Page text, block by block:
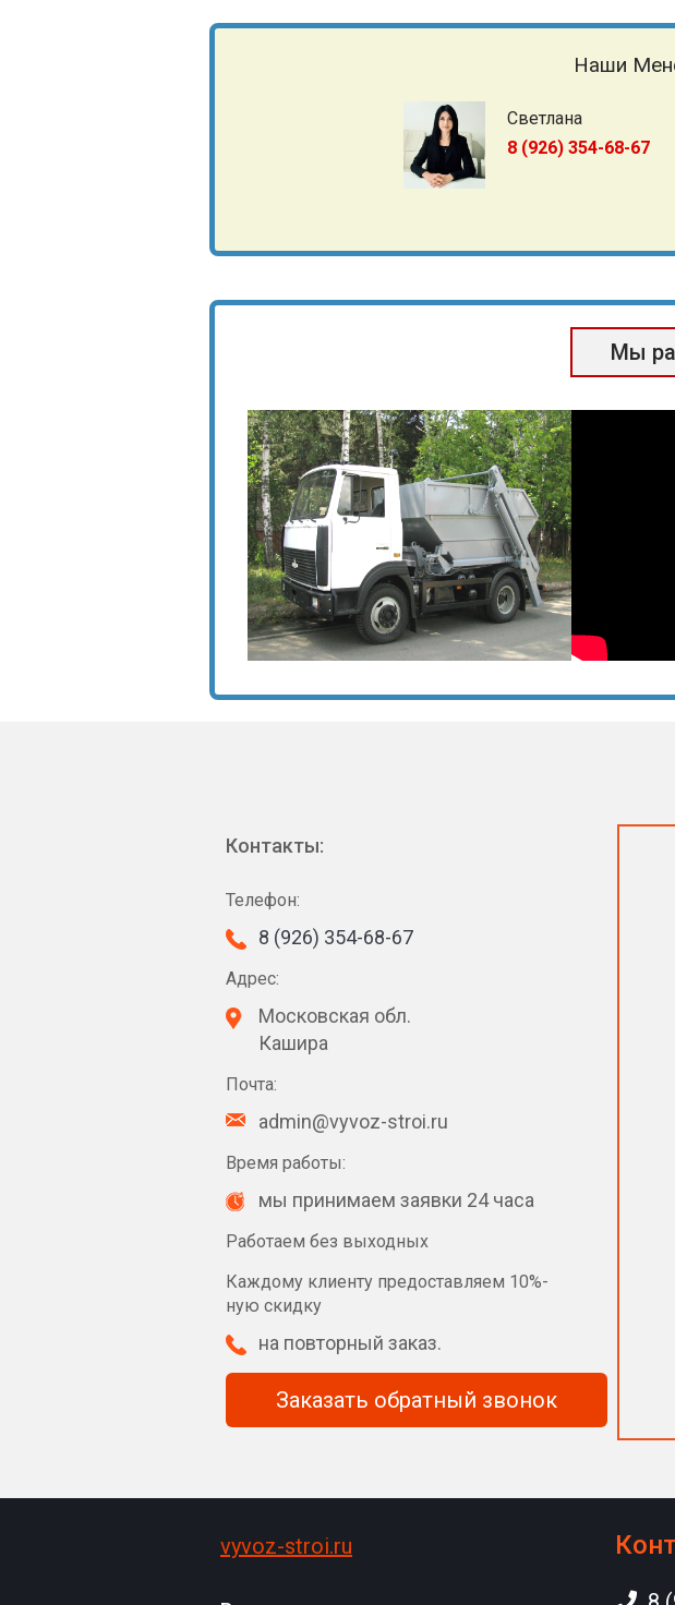
Наши
Светлана
8 (926) 354-68-67
Мы
Контакты:
Телефон:
8 (926) 354-68-67
Адрес:
Московская обл.
Кашира
Почта:
admin@vyvoz-stroi.ru
Время работы:
мы принимаем заявки 24 часа
Работаем без выходных
Каждому клиенту предоставляем 10%-
ную скидку
на повторный заказ.
Заказать обратный звонок
vyvoz-stroi.ru